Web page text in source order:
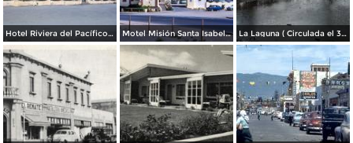
Hotel Riviera del Pacífico (1953) Motel Misión Santa Isabel (1953) La Laguna ( Circulada el 30 de Junio de 1941 ).